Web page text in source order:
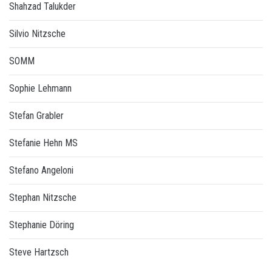
Shahzad Talukder
Silvio Nitzsche
SOMM
Sophie Lehmann
Stefan Grabler
Stefanie Hehn MS
Stefano Angeloni
Stephan Nitzsche
Stephanie Döring
Steve Hartzsch